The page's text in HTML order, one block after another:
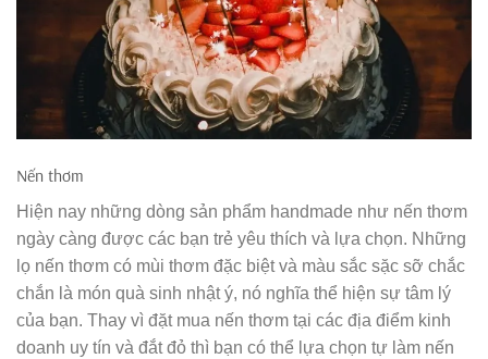
Nến thơm
Hiện nay những dòng sản phẩm handmade như nến thơm
ngày càng được các bạn trẻ yêu thích và lựa chọn. Những
lọ nến thơm có mùi thơm đặc biệt và màu sắc sặc sỡ chắc
chắn là món quà sinh nhật ý, nó nghĩa thể hiện sự tâm lý
của bạn. Thay vì đặt mua nến thơm tại các địa điểm kinh
doanh uy tín và đắt đỏ thì bạn có thể lựa chọn tự làm nến